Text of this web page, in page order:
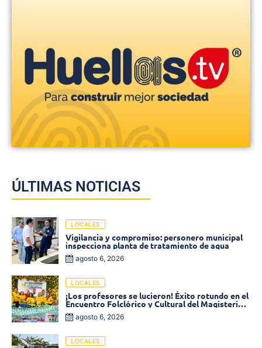
ÚLTIMAS NOTICIAS
LOCALES
Vigilancia y compromiso: personero municipal
inspecciona planta de tratamiento de agua
agosto 6, 2026
LOCALES
¡Los profesores se lucieron! Éxito rotundo en el
Encuentro Folclórico y Cultural del Magisterio
2026 en Ciénaga
agosto 6, 2026
LOCALES